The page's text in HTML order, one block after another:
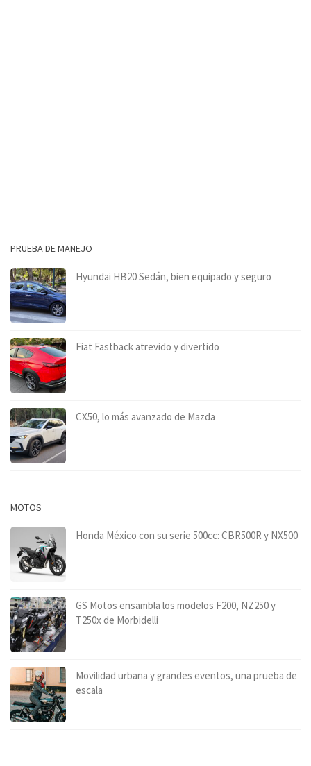
PRUEBA DE MANEJO
Hyundai HB20 Sedán, bien equipado y seguro
Fiat Fastback atrevido y divertido
CX50, lo más avanzado de Mazda
MOTOS
Honda México con su serie 500cc: CBR500R y NX500
GS Motos ensambla los modelos F200, NZ250 y
T250x de Morbidelli
Movilidad urbana y grandes eventos, una prueba de
escala